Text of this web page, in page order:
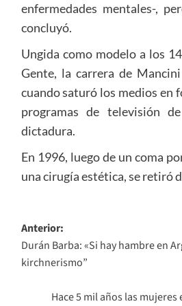
enfermedades mentales-,
concluyó.
Ungida como modelo a los
Gente, la carrera de
cuando saturó los medios en
programas de televisión
dictadura.
En 1996, luego de un coma
una cirugía estética, se retiró
Navegación
de
entradas
Anterior:
Durán Barba: «Si hay hambre en
kirchnerismo”
Hace 5 mil años las